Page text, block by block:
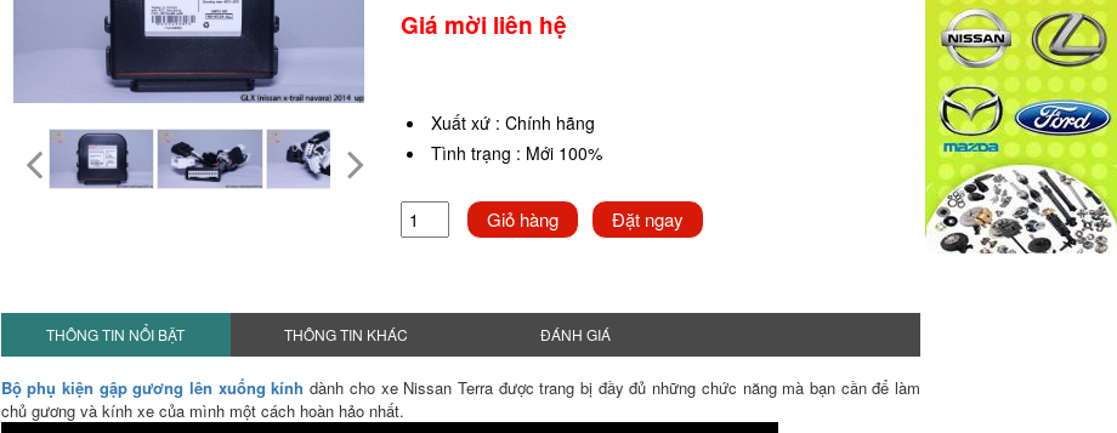
Giá mời liên hệ
Xuất xứ :Chính hãng
Tình trạng : Mới 100%
Giỏ hàng Đặt ngay
THÔNG TIN NỔI BẬT THÔNG TIN KHÁC ĐÁNH GIÁ
Bộ phụ kiện gập gương lên xuống kính dành cho xe Nissan Terra được trang bị đầy đủ những chức năng mà bạn cần để làm
chủ gương và kính xe của mình một cách hoàn hảo nhất.